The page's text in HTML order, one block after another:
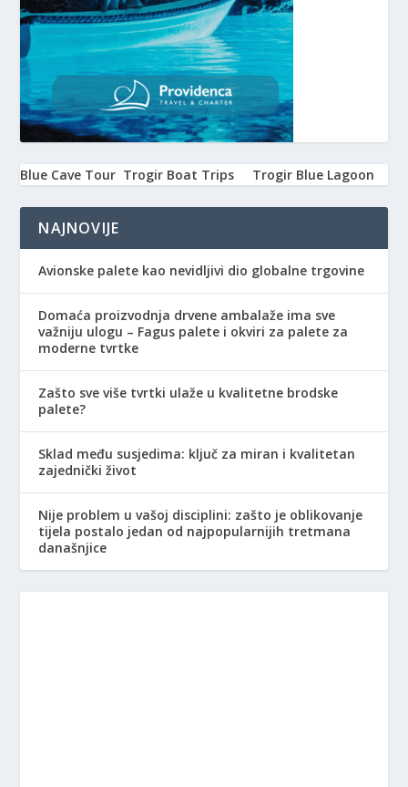
Blue Cave Tour Trogir Boat Trips Trogir Blue Lagoon
NAJNOVIJE
Avionske palete kao nevidljivi dio globalne trgovine
Domaća proizvodnja drvene ambalaže ima sve
važniju ulogu – Fagus palete i okviri za palete za
moderne tvrtke
Zašto sve više tvrtki ulaže u kvalitetne brodske
palete?
Sklad među susjedima: ključ za miran i kvalitetan
zajednički život
Nije problem u vašoj disciplini: zašto je oblikovanje
tijela postalo jedan od najpopularnijih tretmana
današnjice